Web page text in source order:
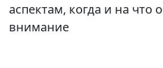
аспектам, когда и на что
внимание